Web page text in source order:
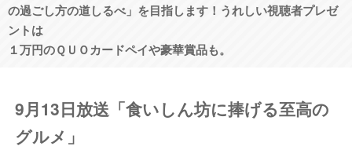
の過ごし方の道しるべ」を目指します！うれしい視聴者プレゼ
ントは
１万円のＱＵＯカードペイや豪華賞品も。
9月13日放送「食いしん坊に捧げる至高の
グルメ」